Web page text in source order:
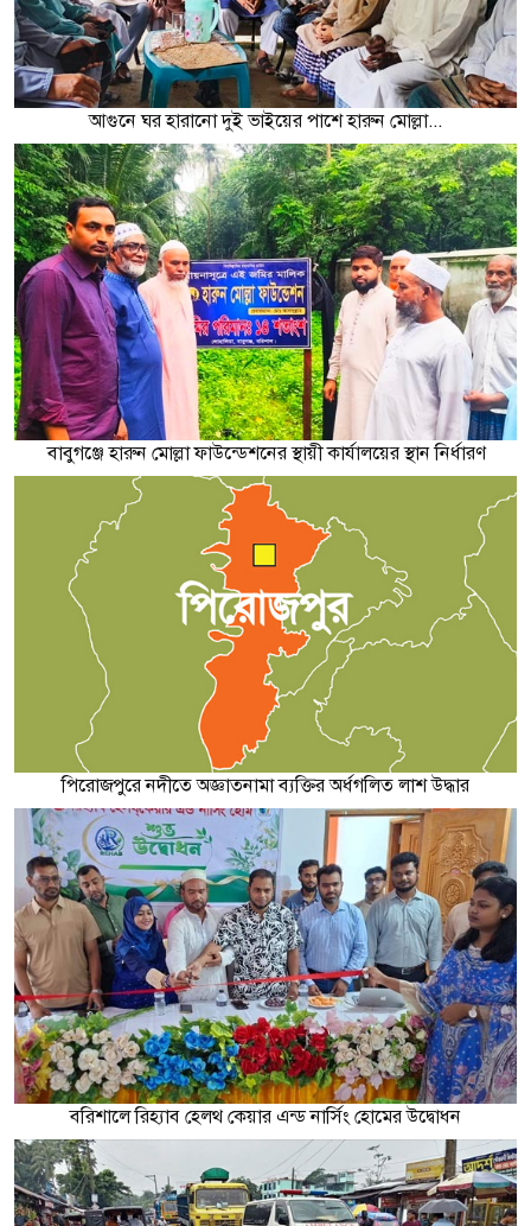
আগুনে ঘর হারানো দুই ভাইয়ের পাশে হারুন মোল্লা...
বাবুগঞ্জে হারুন মোল্লা ফাউন্ডেশনের স্থায়ী কার্যালয়ের স্থান নির্ধারণ
পিরোজপুরে নদীতে অজ্ঞাতনামা ব্যক্তির অর্ধগলিত লাশ উদ্ধার
বরিশালে রিহ্যাব হেলথ কেয়ার এন্ড নার্সিং হোমের উদ্বোধন